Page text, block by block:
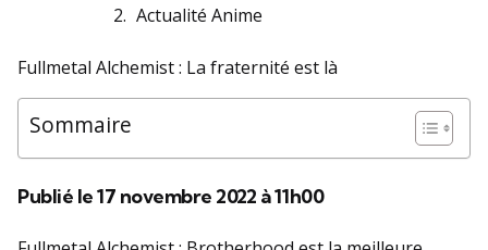
Actualité Anime
Fullmetal Alchemist : La fraternité est là
Sommaire
Publié le 17 novembre 2022 à 11h00